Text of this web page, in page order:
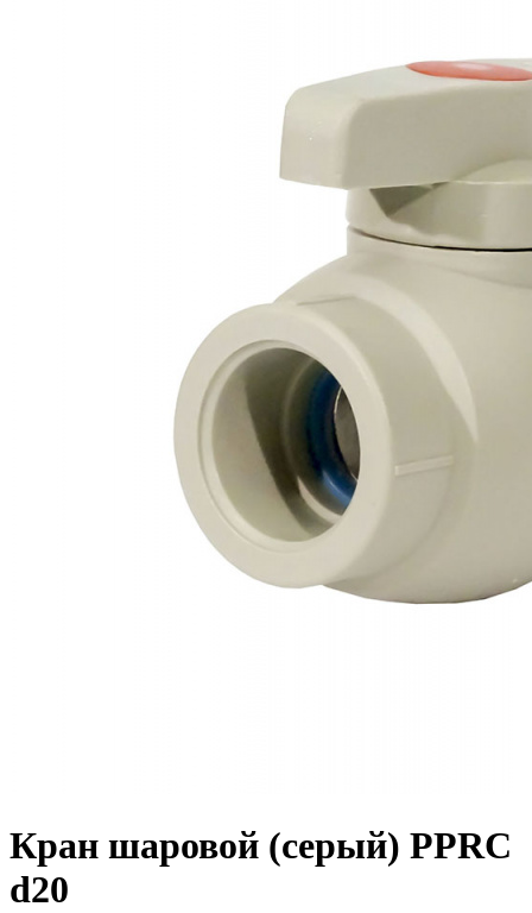
Кран шаровой (серый) PPRC
d20